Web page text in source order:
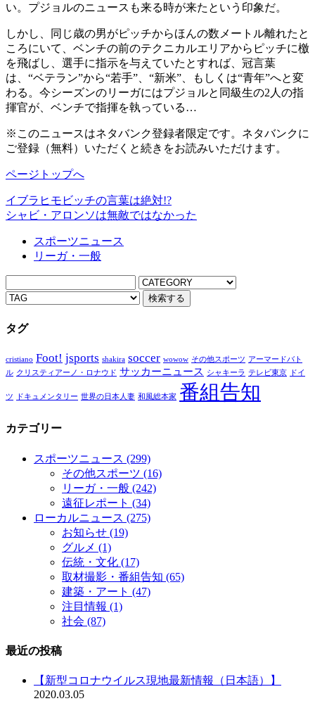
い。プジョルのニュースも来る時が来たという印象だ。
しかし、同じ歳の男がピッチからほんの数メートル離れたと
ころにいて、ベンチの前のテクニカルエリアからピッチに檄
を飛ばし、選手に指示を与えていたとすれば、冠言葉
は、“ベテラン”から“若手”、“新米”、もしくは“青年”へと変
わる。今シーズンのリーガにはプジョルと同級生の2人の指
揮官が、ベンチで指揮を執っている…
※このニュースはネタバンク登録者限定です。ネタバンクに
ご登録（無料）いただくと続きをお読みいただけます。
ページトップへ
イブラヒモビッチの言葉は絶対!?
シャビ・アロンソは無敵ではなかった
スポーツニュース
リーガ・一般
タグ
cristiano Foot! jsports shakira soccer wowow その他スポーツ アーマードバト
ル クリスティアーノ・ロナウド サッカーニュース シャキーラ テレビ東京 ドイ
ツ ドキュメンタリー 世界の日本人妻 和風総本家 番組告知
カテゴリー
スポーツニュース (299)
その他スポーツ (16)
リーガ・一般 (242)
遠征レポート (34)
ローカルニュース (275)
お知らせ (19)
グルメ (1)
伝統・文化 (17)
取材撮影・番組告知 (65)
建築・アート (47)
注目情報 (1)
社会 (87)
最近の投稿
【新型コロナウイルス現地最新情報（日本語）】
2020.03.05